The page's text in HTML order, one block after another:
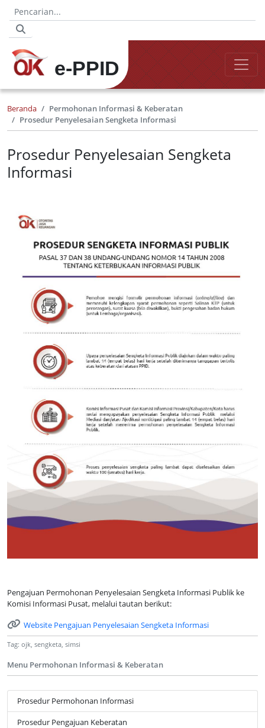
e-PPID
Beranda
Permohonan Informasi & Keberatan
Prosedur Penyelesaian Sengketa Informasi
Prosedur Penyelesaian Sengketa
Informasi
Pengajuan Permohonan Penyelesaian Sengketa Informasi Publik ke
Komisi Informasi Pusat, melalui tautan berikut:
Website Pengajuan Penyelesaian Sengketa Informasi
Tag: ojk, sengketa, simsi
Menu Permohonan Informasi & Keberatan
Prosedur Permohonan Informasi
Prosedur Pengajuan Keberatan